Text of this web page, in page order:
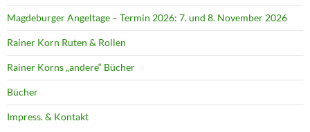
Magdeburger Angeltage – Termin 2026: 7. und 8. November 2026
Rainer Korn Ruten & Rollen
Rainer Korns „andere“ Bücher
Bücher
Impress. & Kontakt